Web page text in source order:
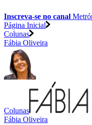
Inscreva-se no canal
Página Inicial
Colunas
Fábia Oliveira
Colunas
Fábia Oliveira